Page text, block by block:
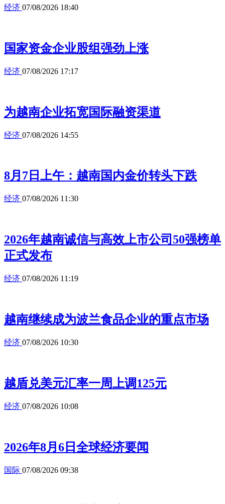
经济 07/08/2026 18:40
国家资金企业股组强劲上涨
经济 07/08/2026 17:17
为越南企业拓宽国际融资渠道
经济 07/08/2026 14:55
8月7日上午：越南国内金价转头下跌
经济 07/08/2026 11:30
2026年越南诚信与高效上市公司50强榜单
正式发布
经济 07/08/2026 11:19
越南继续成为波兰食品企业的重点市场
经济 07/08/2026 10:30
越盾兑美元汇率一周上调125元
经济 07/08/2026 10:08
2026年8月6日全球经济要闻
国际 07/08/2026 09:38